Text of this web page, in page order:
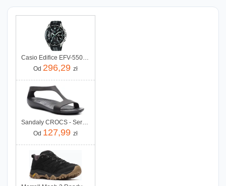
Casio Edifice EFV-550P-1AVUEF
Od 296,29 zł
Sandały CROCS - Serena Sandal W 205469 Black/Black
Od 127,99 zł